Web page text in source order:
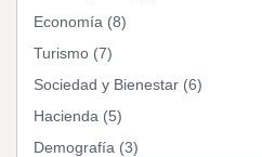
Economía (8)
Turismo (7)
Sociedad y Bienestar (6)
Hacienda (5)
Demografía (3)